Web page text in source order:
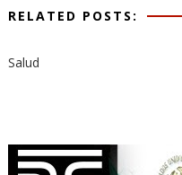
RELATED POSTS:
Salud